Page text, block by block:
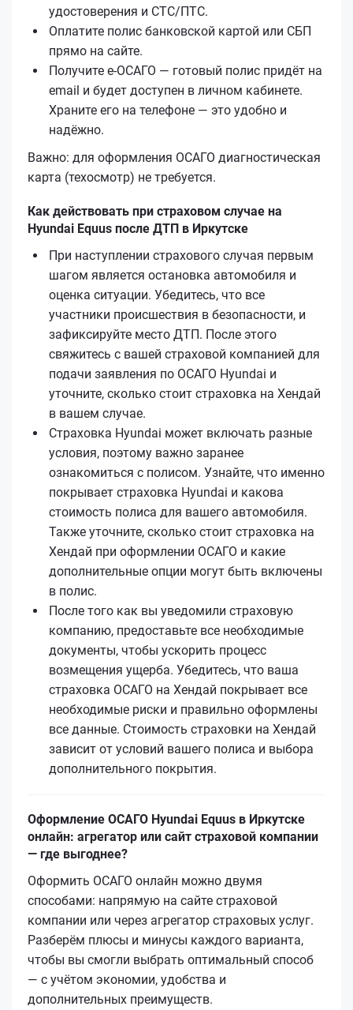
удостоверения и СТС/ПТС.
Оплатите полис банковской картой или СБП
прямо на сайте.
Получите е‑ОСАГО — готовый полис придёт на
email и будет доступен в личном кабинете.
Храните его на телефоне — это удобно и
надёжно.
Важно: для оформления ОСАГО диагностическая
карта (техосмотр) не требуется.
Как действовать при страховом случае на
Hyundai Equus после ДТП в Иркутске
При наступлении страхового случая первым
шагом является остановка автомобиля и
оценка ситуации. Убедитесь, что все
участники происшествия в безопасности, и
зафиксируйте место ДТП. После этого
свяжитесь с вашей страховой компанией для
подачи заявления по ОСАГО Hyundai и
уточните, сколько стоит страховка на Хендай
в вашем случае.
Страховка Hyundai может включать разные
условия, поэтому важно заранее
ознакомиться с полисом. Узнайте, что именно
покрывает страховка Hyundai и какова
стоимость полиса для вашего автомобиля.
Также уточните, сколько стоит страховка на
Хендай при оформлении ОСАГО и какие
дополнительные опции могут быть включены
в полис.
После того как вы уведомили страховую
компанию, предоставьте все необходимые
документы, чтобы ускорить процесс
возмещения ущерба. Убедитесь, что ваша
страховка ОСАГО на Хендай покрывает все
необходимые риски и правильно оформлены
все данные. Стоимость страховки на Хендай
зависит от условий вашего полиса и выбора
дополнительного покрытия.
Оформление ОСАГО Hyundai Equus в Иркутске
онлайн: агрегатор или сайт страховой компании
— где выгоднее?
Оформить ОСАГО онлайн можно двумя
способами: напрямую на сайте страховой
компании или через агрегатор страховых услуг.
Разберём плюсы и минусы каждого варианта,
чтобы вы смогли выбрать оптимальный способ
— с учётом экономии, удобства и
дополнительных преимуществ.